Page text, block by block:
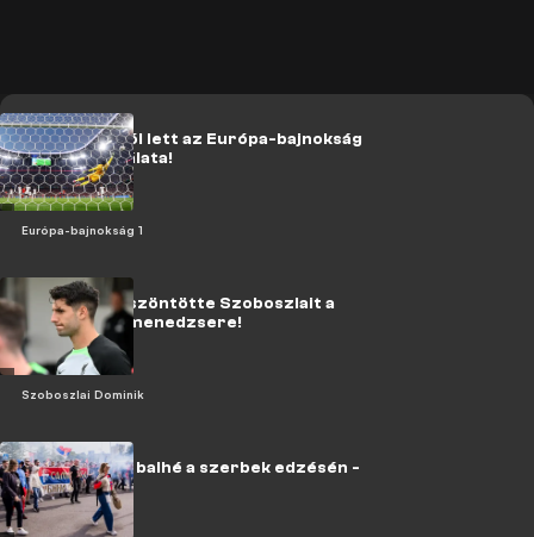
Európa-bajnokság 1
Videó: ez a gól lett az Európa-bajnokság
legszebb találata!
Szoboszlai Dominik
Videó: így köszöntötte Szoboszlait a
Liverpool új menedzsere!
Eb: szurkolói balhé a szerbek edzésén -
videóval!